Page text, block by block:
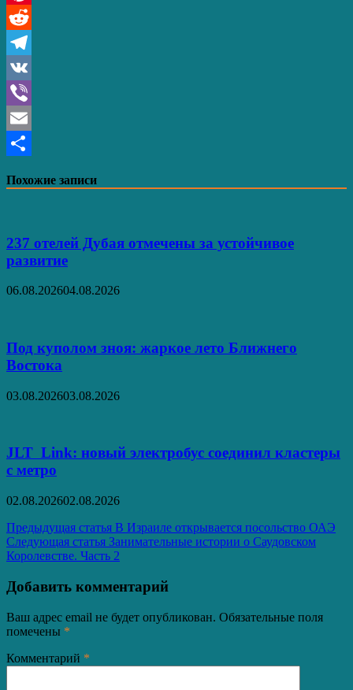
Pinterest
Reddit
Telegram
VK
Viber
Email
Похожие записи
237 отелей Дубая отмечены за устойчивое
развитие
06.08.202604.08.2026
Под куполом зноя: жаркое лето Ближнего
Востока
03.08.202603.08.2026
JLT Link: новый электробус соединил кластеры
с метро
02.08.202602.08.2026
Навигация
по
Предыдущая статья В Израиле открывается посольство ОАЭ
Следующая статья Занимательные истории о Саудовском
Королевстве. Часть 2
Добавить комментарий
Ваш адрес email не будет опубликован. Обязательные поля
помечены *
Комментарий *